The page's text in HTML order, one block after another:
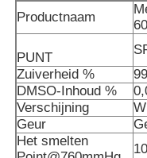
Productnaam
PUNT
Zuiverheid %
DMSO-Inhoud %
Verschijning
Geur
Het smelten